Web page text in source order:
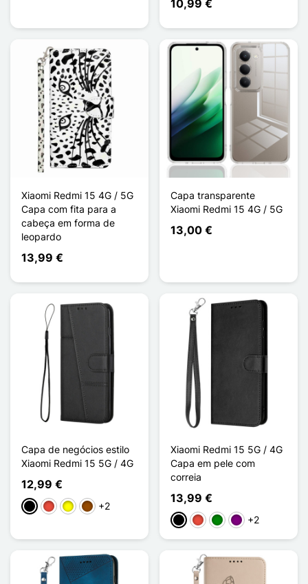
10,99 €
Xiaomi Redmi 15 4G / 5G
Capa com fita para a
cabeça em forma de
leopardo
13,99 €
Capa transparente
Xiaomi Redmi 15 4G / 5G
13,00 €
Capa de negócios estilo
Xiaomi Redmi 15 5G / 4G
12,99 €
PretoVermelho
AmareloCastanho
+2
Xiaomi Redmi 15 5G / 4G
Capa em pele com
correia
13,99 €
PretoVermelho
VerdePúrpura
+2